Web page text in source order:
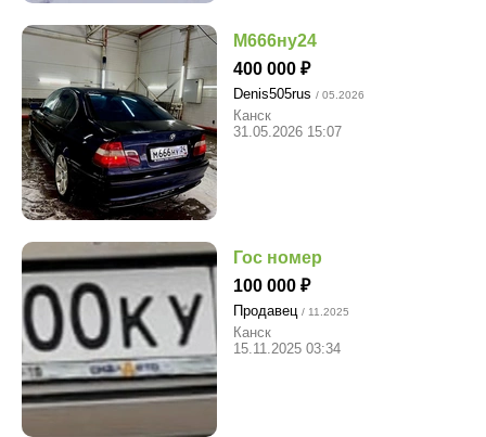
М666ну24
400 000
Denis505rus / 05.2026
Канск
31.05.2026 15:07
Гос номер
100 000
Продавец / 11.2025
Канск
15.11.2025 03:34